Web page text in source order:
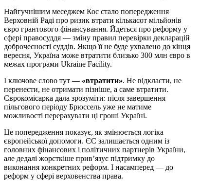
Найгучнішим меседжем Кос стало попередження
Верховній Раді про ризик втрати кількасот мільйонів
євро грантового фінансування. Йдеться про реформу у
сфері правосуддя — зміну правил перевірки декларацій
доброчесності суддів. Якщо її не буде ухвалено до кінця
вересня, Україна може втратити близько 300 млн євро в
межах програми Ukraine Facility.
І ключове слово тут — «втратити». Не відкласти, не
перенести, не отримати пізніше, а саме втратити.
Єврокомісарка дала зрозуміти: після завершення
пільгового періоду Брюссель уже не матиме
можливості перерахувати ці гроші Україні.
Це попередження показує, як змінюється логіка
європейської допомоги. ЄС залишається одним із
головних фінансових і політичних партнерів України,
але дедалі жорсткіше прив’язує підтримку до
виконання конкретних реформ. І насамперед — до
реформ у сфері верховенства права.